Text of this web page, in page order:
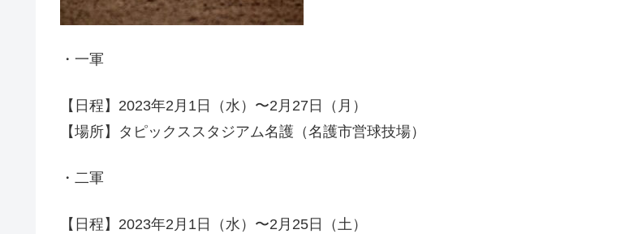
・一軍
【日程】2023年2月1日（水）〜2月27日（月）
【場所】タピックススタジアム名護（名護市営球技場）
・二軍
【日程】2023年2月1日（水）〜2月25日（土）